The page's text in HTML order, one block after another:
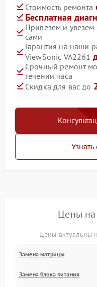
Стоимость ремонта
Бесплатная
Привезем и
сами
Гарантия на наши
ViewSonic VA2261
Срочный ремонт
течении часа
Скидка для вас до
Цены на
Цены актуальны
Замена матрицы
Замена блока питания